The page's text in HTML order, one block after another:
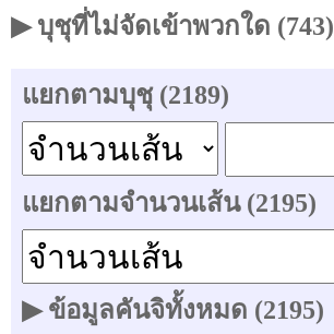
▶ บุชุที่ไม่จัดเข้าพวกใด (743)
แยกตามบุชุ (2189)
แยกตามจำนวนเส้น (2195)
▶ ข้อมูลคันจิทั้งหมด (2195)